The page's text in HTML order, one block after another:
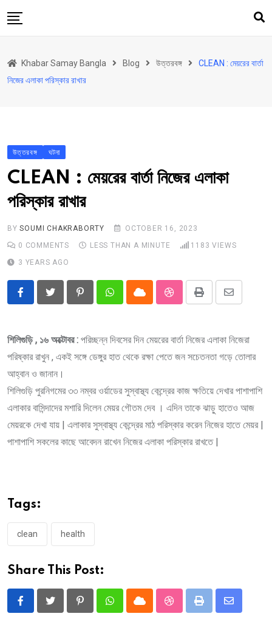
to
উত্তরবঙ্গ
আরও কিছু
Contact
Khabar Samay Hindi
Khabar Samay Bangla Blog উত্তরবঙ্গ
CLEAN : মেয়রের বার্তা
নিজের এলাকা পরিস্কার রাখার
উত্তরবঙ্গ ঘটনা
CLEAN : মেয়রের বার্তা নিজের এলাকা
পরিস্কার রাখার
BYSOUMI CHAKRABORTY
OCTOBER 16, 2023
0 COMMENTS LESS THAN A MINUTE 1183 VIEWS
3 YEARS AGO
PinterestWhatsappCloud StumbleUpon
Print
Share
Email
শিলিগুড়ি , ১৬ অক্টোবর : পরিচ্ছন্ন দিবসের দিন মেয়রের বার্তা নিজের এলাকা নিজেরা
পরিষ্কার রাখুন , একই সঙ্গে ডেঙ্গুর হাত থেকে রক্ষা পেতে জন সচেতনতা গড়ে তোলার
আহ্বান ও জানান।
শিলিগুড়ি পুরনিগমের ৩৩ নম্বর ওর্য়াডের সুস্বাস্থ্য কেন্দ্রের কাজ ক্ষতিয়ে দেখার পাশাপাশি
এলাকার বাসিন্দাদের মশারি দিলেন মেয়র গৌতম দেব । এদিন তাকে ঝাড়ু হাতেও আজ
মেয়রকে দেখা যায় | এলাকার সুস্বাস্থ্য কেন্দ্রের মাঠ পরিস্কার করেন নিজের হাতে মেয়র |
পাশাপাশি সকলের কাছে আবেদন রাখেন নিজের এলাকা পরিস্কার রাখতে |
Tags:
clean health
Share This Post:
PinterestWhatsappCloud StumbleUpon
Print
Share